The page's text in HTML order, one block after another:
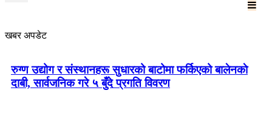
खबर अपडेट
रुग्ण उद्योग र संस्थानहरू सुधारको बाटोमा फर्किएको बालेनकाे
दाबी, सार्वजनिक गरे ५ बुँदे प्रगति विवरण